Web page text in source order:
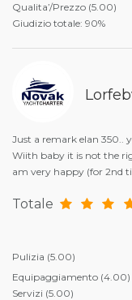
Qualita’/Prezzo (5.00)
Giudizio totale: 90%
Just a remark elan 350..
Wiith baby it is not the
am very happy (for 2nd
Totale
Pulizia (5.00)
Equipaggiamento (4.00)
Servizi (5.00)